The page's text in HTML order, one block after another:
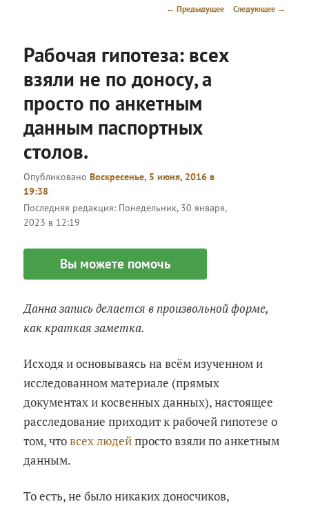
Навигация
← Предыдущее Следующее →
Рабочая гипотеза: всех
взяли не по доносу, а
просто по анкетным
данным паспортных
столов.
ОпубликованоВоскресенье, 5 июня, 2016 в
19:38
Последняя редакция: Понедельник, 30 января,
2023 в 12:19
Вы можете помочь
Данна запись делается в произвольной форме,
как краткая заметка.
Исходя и основываясь на всём изученном и
исследованном материале (прямых
документах и косвенных данных), настоящее
расследование приходит к рабочей гипотезе о
том, чтовсех людейпросто взяли по анкетным
данным.
То есть, не было никаких доносчиков,